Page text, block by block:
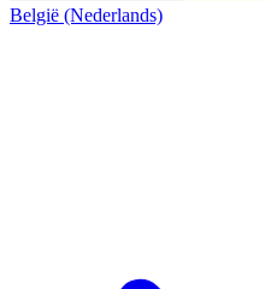
België (Nederlands)